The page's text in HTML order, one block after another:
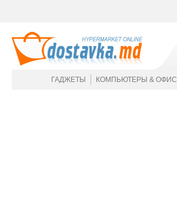
ГАДЖЕТЫ КОМПЬЮТЕРЫ & ОФИС